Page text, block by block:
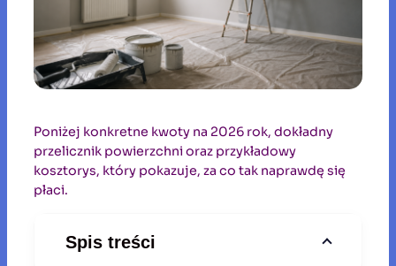
Poniżej konkretne kwoty na 2026 rok, dokładny
przelicznik powierzchni oraz przykładowy
kosztorys, który pokazuje, za co tak naprawdę się
płaci.
Spis treści